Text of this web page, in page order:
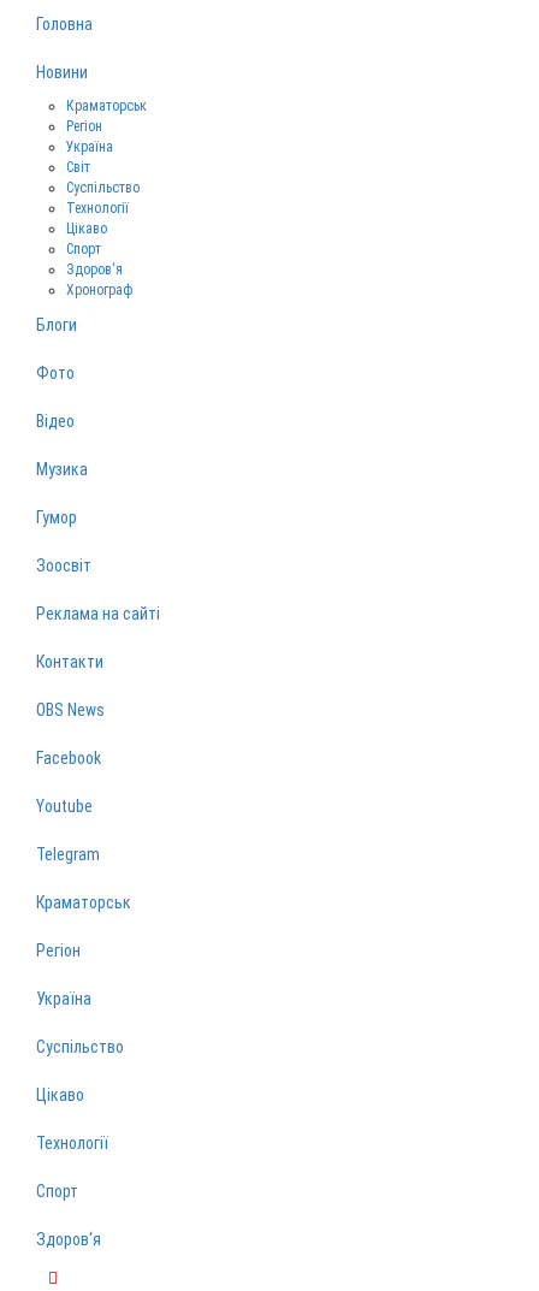
Головна
Новини
Краматорськ
Регіон
Україна
Світ
Суспільство
Технології
Цікаво
Спорт
Здоров‘я
Хронограф
Блоги
Фото
Відео
Музика
Гумор
Зоосвіт
Реклама на сайті
Контакти
OBS News
Facebook
Youtube
Telegram
Краматорськ
Регіон
Україна
Суспільство
Цікаво
Технології
Спорт
Здоров‘я